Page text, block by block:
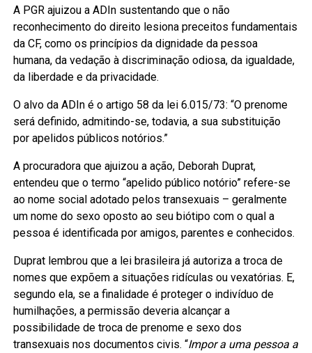
A PGR ajuizou a ADIn sustentando que o não
reconhecimento do direito lesiona preceitos fundamentais
da CF, como os princípios da dignidade da pessoa
humana, da vedação à discriminação odiosa, da igualdade,
da liberdade e da privacidade.
O alvo da ADIn é o artigo 58 da lei 6.015/73: “O prenome
será definido, admitindo-se, todavia, a sua substituição
por apelidos públicos notórios.”
A procuradora que ajuizou a ação, Deborah Duprat,
entendeu que o termo “apelido público notório” refere-se
ao nome social adotado pelos transexuais – geralmente
um nome do sexo oposto ao seu biótipo com o qual a
pessoa é identificada por amigos, parentes e conhecidos.
Duprat lembrou que a lei brasileira já autoriza a troca de
nomes que expõem a situações ridículas ou vexatórias. E,
segundo ela, se a finalidade é proteger o indivíduo de
humilhações, a permissão deveria alcançar a
possibilidade de troca de prenome e sexo dos
transexuais nos documentos civis. “Impor a uma pessoa a